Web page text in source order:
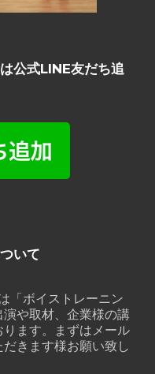
公式LINE友だち追
いて
「ボイストレーニン
や取材、企業様の講
ます。まずはメール
きます様お願い致し